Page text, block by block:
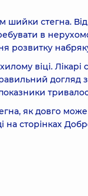
шийки стегна.
в
розвитку
віці.
догляд
як довго може
на сторінках